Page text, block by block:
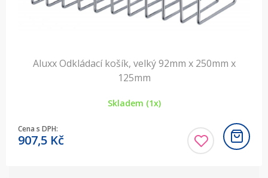
Aluxx Odkládací košík, velký 92mm x 250mm x
125mm
Skladem (1x)
Cena s DPH:
907,5 Kč